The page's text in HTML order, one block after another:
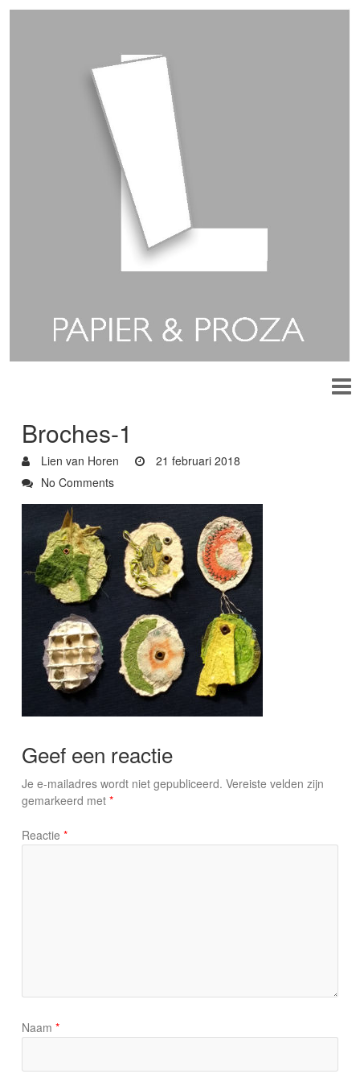
Broches-1
Lien van Horen
21 februari 2018
No Comments
Geef een reactie
Je e-mailadres wordt niet gepubliceerd. Vereiste velden zijn
gemarkeerd met *
Reactie *
Naam *